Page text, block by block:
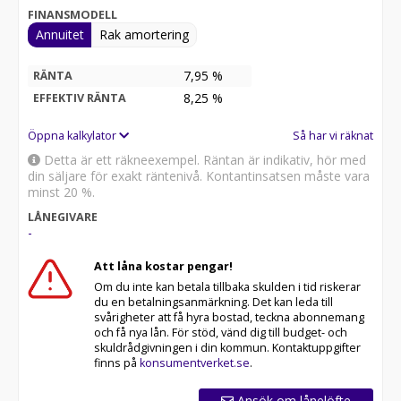
FINANSMODELL
Annuitet Rak amortering
RÄNTA 7,95 %
EFFEKTIV RÄNTA 8,25 %
Öppna kalkylator Så har vi räknat
Detta är ett räkneexempel. Räntan är indikativ, hör med
din säljare för exakt räntenivå. Kontantinsatsen måste vara
minst 20 %.
LÅNEGIVARE
-
Att låna kostar pengar!
Om du inte kan betala tillbaka skulden i tid riskerar
du en betalningsanmärkning. Det kan leda till
svårigheter att få hyra bostad, teckna abonnemang
och få nya lån. För stöd, vänd dig till budget- och
skuldrådgivningen i din kommun. Kontaktuppgifter
finns på konsumentverket.se.